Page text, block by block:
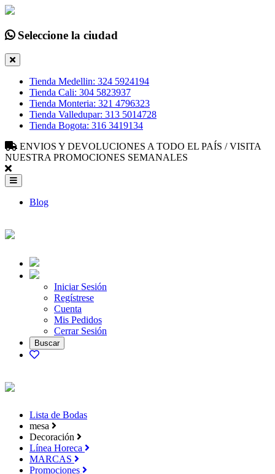
Seleccione la ciudad
Tienda Medellin: 324 5924194
Tienda Cali: 304 5823937
Tienda Monteria: 321 4796323
Tienda Valledupar: 313 5014728
Tienda Bogota: 316 3419134
ENVIOS Y DEVOLUCIONES A TODO EL PAÍS / VISITA
NUESTRA PROMOCIONES SEMANALES
Blog
Iniciar Sesión
Regístrese
Cuenta
Mis Pedidos
Cerrar Sesión
Lista de Bodas
mesa
Decoración
Línea Horeca
MARCAS
Promociones